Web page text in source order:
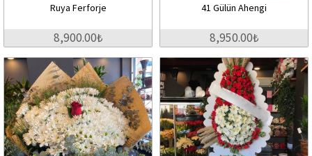
Ruya Ferforje
8,900.00₺
41 Gülün Ahengi
8,950.00₺